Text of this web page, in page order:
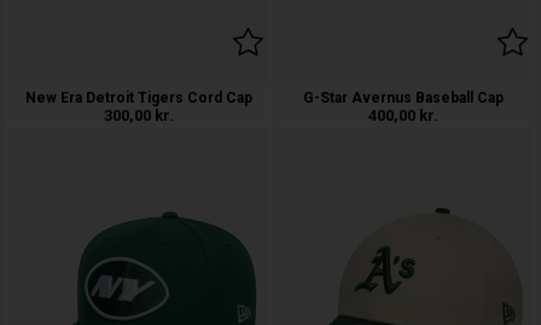
New Era Detroit Tigers Cord Cap
300,00 kr.
G-Star Avernus Baseball Cap
400,00 kr.